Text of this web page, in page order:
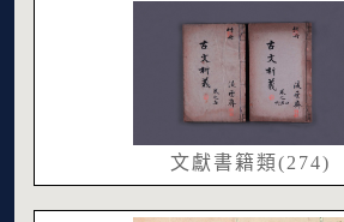
文獻書籍類(274)